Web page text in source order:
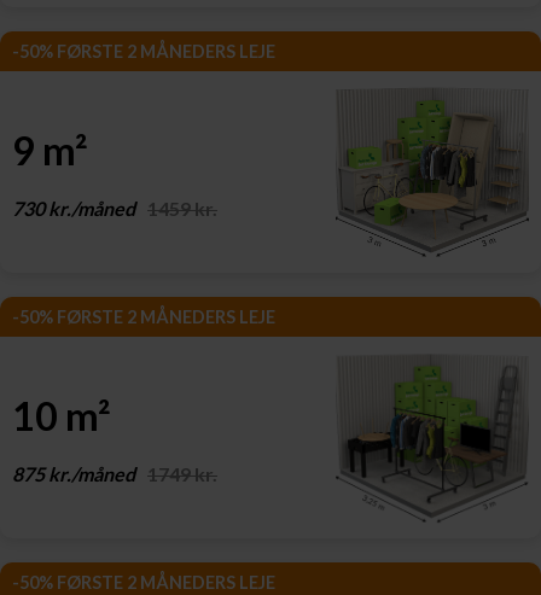
-50% FØRSTE 2 MÅNEDERS LEJE
9 m²
730 kr./måned 1459 kr.
-50% FØRSTE 2 MÅNEDERS LEJE
10 m²
875 kr./måned 1749 kr.
-50% FØRSTE 2 MÅNEDERS LEJE